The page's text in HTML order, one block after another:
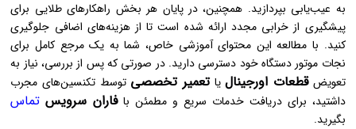
به عیب‌یابی بپردازید. همچنین، در پایان هر بخش راهکارهای طلایی برای
پیشگیری از خرابی مجدد ارائه شده است تا از هزینه‌های اضافی جلوگیری
کنید. با مطالعه این محتوای آموزشی خاص، شما به یک مرجع کامل برای
نجات موتور دستگاه خود دسترسی دارید. در صورتی که پس از بررسی، نیاز به
تعویضقطعات اورجینالیاتعمیر تخصصی توسط تکنسین‌های مجرب
داشتید، برای دریافت خدمات سریع و مطمئن بافاران سرویس تماس
بگیرید.